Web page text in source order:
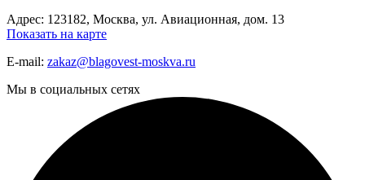
Адрес: 123182, Москва, ул. Авиационная, дом. 13
Показать на карте
E-mail: zakaz@blagovest-moskva.ru
Мы в социальных сетях